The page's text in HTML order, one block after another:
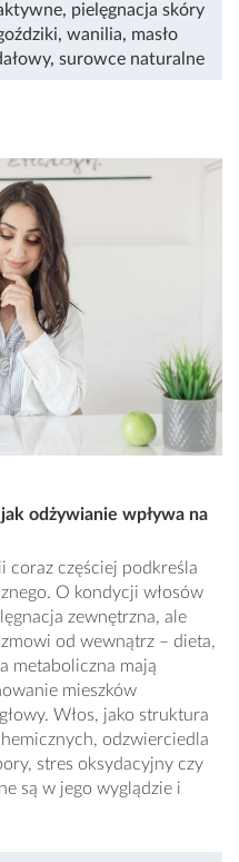
, pielęgnacja skóry
, wanilia, masło
, surowce naturalne
odżywianie wpływa na
częściej podkreśla
O kondycji włosów
zewnętrzna, ale
od wewnątrz – dieta,
metaboliczna mają
mieszków
Włos, jako struktura
odzwierciedla
stres oksydacyjny czy
są w jego wyglądzie i